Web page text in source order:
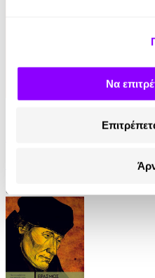
Να
33 1/3 Beach Boys – Pet
8.33€